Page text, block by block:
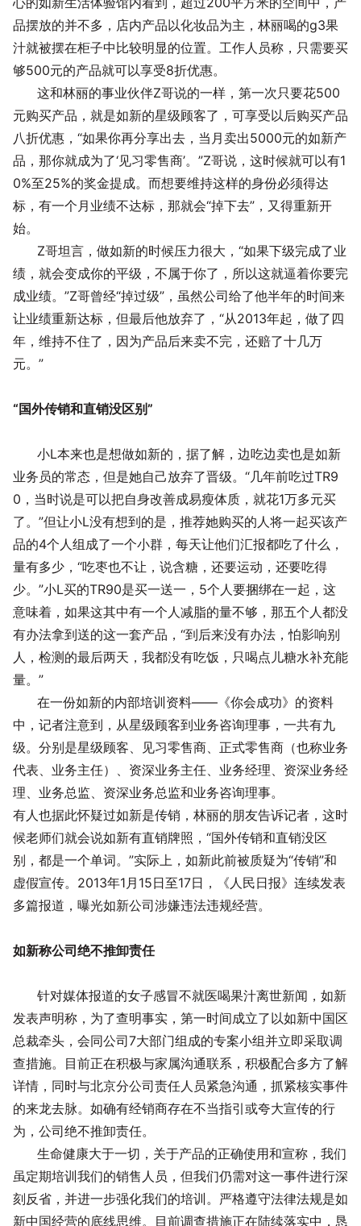
品摆放的并不多，店内产品以化妆品为主，林丽喝的g3果
汁就被摆在柜子中比较明显的位置。工作人员称，只需要买
够500元的产品就可以享受8折优惠。
这和林丽的事业伙伴Z哥说的一样，第一次只要花500
元购买产品，就是如新的星级顾客了，可享受以后购买产品
八折优惠，“如果你再分享出去，当月卖出5000元的如新产
品，那你就成为了‘见习零售商’。”Z哥说，这时候就可以有1
0%至25%的奖金提成。而想要维持这样的身份必须得达
标，有一个月业绩不达标，那就会“掉下去”，又得重新开
始。
Z哥坦言，做如新的时候压力很大，“如果下级完成了业
绩，就会变成你的平级，不属于你了，所以这就逼着你要完
成业绩。”Z哥曾经“掉过级”，虽然公司给了他半年的时间来
让业绩重新达标，但最后他放弃了，“从2013年起，做了四
年，维持不住了，因为产品后来卖不完，还赔了十几万
元。”
“国外传销和直销没区别”
小L本来也是想做如新的，据了解，边吃边卖也是如新
业务员的常态，但是她自己放弃了晋级。“几年前吃过TR9
0，当时说是可以把自身改善成易瘦体质，就花1万多元买
了。”但让小L没有想到的是，推荐她购买的人将一起买该产
品的4个人组成了一个小群，每天让他们汇报都吃了什么，
量有多少，“吃枣也不让，说含糖，还要运动，还要吃得
少。”小L买的TR90是买一送一，5个人要捆绑在一起，这
意味着，如果这其中有一个人减脂的量不够，那五个人都没
有办法拿到送的这一套产品，“到后来没有办法，怕影响别
人，检测的最后两天，我都没有吃饭，只喝点儿糖水补充能
量。”
在一份如新的内部培训资料——《你会成功》的资料
中，记者注意到，从星级顾客到业务咨询理事，一共有九
级。分别是星级顾客、见习零售商、正式零售商（也称业务
代表、业务主任）、资深业务主任、业务经理、资深业务经
理、业务总监、资深业务总监和业务咨询理事。
有人也据此怀疑过如新是传销，林丽的朋友告诉记者，这时
候老师们就会说如新有直销牌照，“国外传销和直销没区
别，都是一个单词。”实际上，如新此前被质疑为“传销”和
虚假宣传。2013年1月15日至17日，《人民日报》连续发表
多篇报道，曝光如新公司涉嫌违法违规经营。
如新称公司绝不推卸责任
针对媒体报道的女子感冒不就医喝果汁离世新闻，如新
发表声明称，为了查明事实，第一时间成立了以如新中国区
总裁牵头，会同公司7大部门组成的专案小组并立即采取调
查措施。目前正在积极与家属沟通联系，积极配合多方了解
详情，同时与北京分公司责任人员紧急沟通，抓紧核实事件
的来龙去脉。如确有经销商存在不当指引或夸大宣传的行
为，公司绝不推卸责任。
生命健康大于一切，关于产品的正确使用和宣称，我们
虽定期培训我们的销售人员，但我们仍需对这一事件进行深
刻反省，并进一步强化我们的培训。严格遵守法律法规是如
新中国经营的底线思维。目前调查措施正在陆续落实中，恳